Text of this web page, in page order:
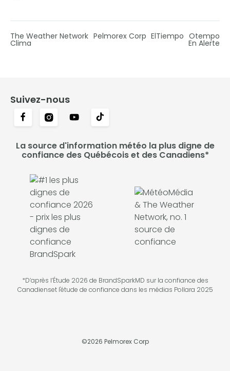
The Weather Network Pelmorex Corp ElTiempo Otempo
Clima En Alerte
Suivez-nous
La source d'information météo la plus digne de
confiance des Québécois et des Canadiens*
*D’après l’Étude 2026 de BrandSparkMD sur la confiance des
Canadienset l'étude de confiance dans les médias Pollara 2025
©2026 Pelmorex Corp